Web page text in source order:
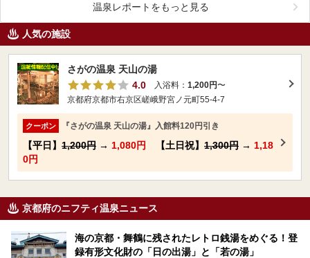
温泉レポートをもっと見る
人気の施設
さがの温泉 天山の湯
4.0
入浴料： 1,200円〜
京都府京都市右京区嵯峨野宮ノ元町55-4-7
クーポン 『さがの温泉 天山の湯』入館料120円引き
【平日】 1,200円 → 1,080円 【土日祝】 1,300円 → 1,18
0円
京都府のニフティ温泉ニュース
海の京都・舞鶴に残されたレトロ銭湯をめぐる！登
録有形文化財の「日の出湯」と「若の湯」